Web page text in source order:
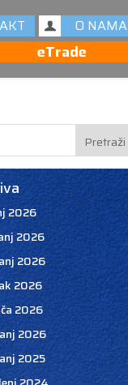
O NAMA
eTrade
2026
2026
2026
2026
2026
2026
2025